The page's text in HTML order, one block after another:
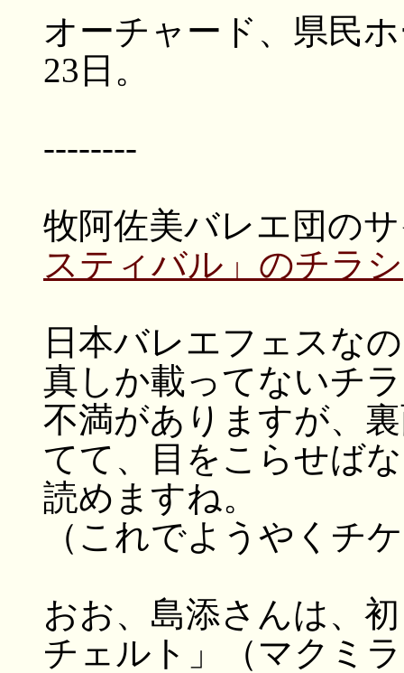
オーチャード、県民
23日。
--------
牧阿佐美バレエ団の
スティバル」のチラシ
日本バレエフェスな
真しか載ってないチ
不満がありますが、
てて、目をこらせば
読めますね。
（これでようやくチ
おお、島添さんは、
チェルト」（マクミ